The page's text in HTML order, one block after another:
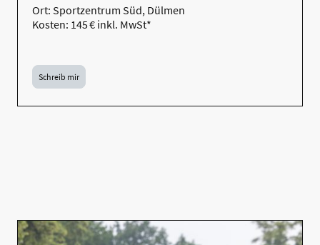
Ort: Sportzentrum Süd, Dülmen
Kosten: 145 € inkl. MwSt*
Schreib mir